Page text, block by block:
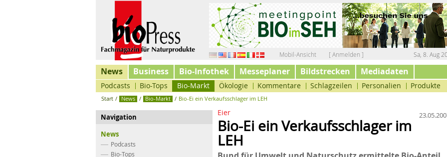
Mobil-Ansicht [ Anmelden ] Sa, 8. Aug
News
Podcasts Bio-Tops Bio-Markt Ökologie Kommentare Schlagzeilen Personalien Produkte
Business Bio-Infothek Messeplaner Bildstrecken Mediadaten
Start / News / Bio-Markt / Bio-Ei ein Verkaufsschlager im LEH
Navigation
News
Podcasts
Bio-Tops
Eier
Bio-Ei ein Verkaufsschlager im
LEH